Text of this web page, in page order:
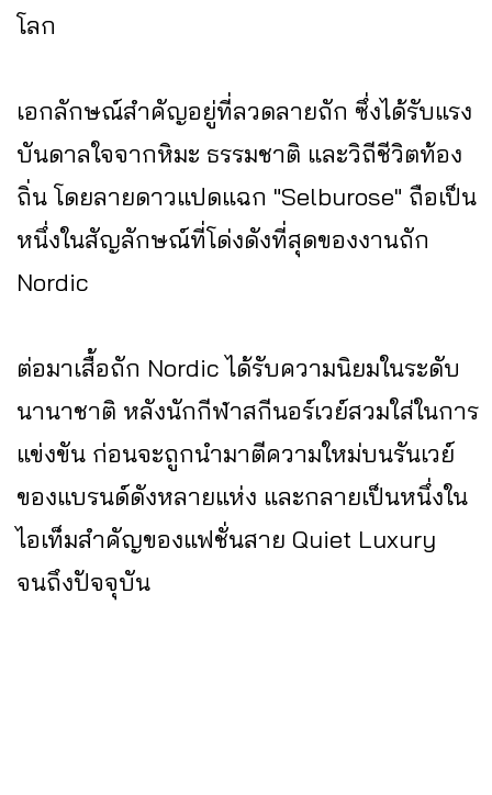
โลก
เอกลักษณ์สำคัญอยู่ที่ลวดลายถัก ซึ่งได้รับแรง
บันดาลใจจากหิมะ ธรรมชาติ และวิถีชีวิตท้อง
ถิ่น โดยลายดาวแปดแฉก "Selburose" ถือเป็น
หนึ่งในสัญลักษณ์ที่โด่งดังที่สุดของงานถัก
Nordic
ต่อมาเสื้อถัก Nordic ได้รับความนิยมในระดับ
นานาชาติ หลังนักกีฬาสกีนอร์เวย์สวมใส่ในการ
แข่งขัน ก่อนจะถูกนำมาตีความใหม่บนรันเวย์
ของแบรนด์ดังหลายแห่ง และกลายเป็นหนึ่งใน
ไอเท็มสำคัญของแฟชั่นสาย Quiet Luxury
จนถึงปัจจุบัน